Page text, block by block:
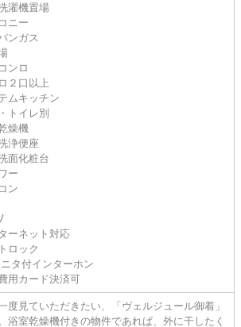
濯機置場
ニー
ンガス
ンロ
２口以上
ムキッチン
トイレ別
燥機
浄便座
面化粧台
ー
ン
ーネット対応
ロック
タ付インターホン
用カード決済可
度見ていただきたい、「ヴェルジュール御着」
浴室乾燥機付きの物件であれば、外に干したく